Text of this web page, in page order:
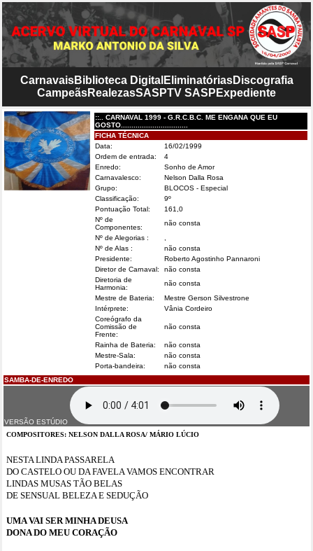
CarnavaisBiblioteca Digital EliminatóriasDiscografia
CampeãsRealezasSASPTV SASP Expediente
::.. CARNAVAL 1999 - G.R.C.B.C. ME ENGANA QUE EU
GOSTO................................
FICHA TÉCNICA
Data:
16/02/1999
Ordem de entrada:
4
Enredo:
Sonho de Amor
Carnavalesco:
Nelson Dalla Rosa
Grupo:
BLOCOS - Especial
Classificação:
9º
Pontuação Total:
161,0
Nº de
Componentes:
não consta
Nº de Alegorias :
Nº de Alas :
não consta
Presidente:
Roberto Agostinho Pannaroni
Diretor de Carnaval:
não consta
Diretoria de
Harmonia:
não consta
Mestre de Bateria:
Mestre Gerson Silvestrone
Intérprete:
Vânia Cordeiro
Coreógrafo da
Comissão de
Frente:
não consta
Rainha de Bateria:
não consta
Mestre-Sala:
não consta
Porta-bandeira:
não consta
SAMBA-DE-ENREDO
VERSÃO ESTÚDIO
COMPOSITORES: NELSON DALLA ROSA/ MÁRIO LÚCIO
NESTA LINDA PASSARELA
DO CASTELO OU DA FAVELA VAMOS ENCONTRAR
LINDAS MUSAS TÃO BELAS
DE SENSUAL BELEZA E SEDUÇÃO
UMA VAI SER MINHA DEUSA
DONA DO MEU CORAÇÃO